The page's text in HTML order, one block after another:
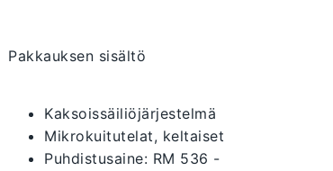
Pakkauksen sisältö
Kaksoissäiliöjärjestelmä
Mikrokuitutelat, keltaiset
Puhdistusaine: RM 536 -